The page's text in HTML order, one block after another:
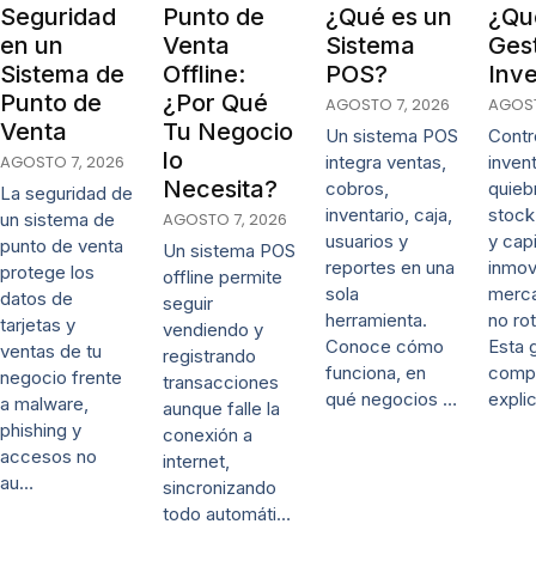
Seguridad
en un
Sistema de
Punto de
Venta
AGOSTO 7, 2026
La seguridad de
un sistema de
punto de venta
protege los
datos de
tarjetas y
ventas de tu
negocio frente
a malware,
phishing y
accesos no
au…
Punto de
Venta
Offline:
¿Por Qué
Tu Negocio
lo
Necesita?
AGOSTO 7, 2026
Un sistema POS
offline permite
seguir
vendiendo y
registrando
transacciones
aunque falle la
conexión a
internet,
sincronizando
todo automáti…
¿Qué es un
Sistema
POS?
AGOSTO 7, 2026
Un sistema POS
integra ventas,
cobros,
inventario, caja,
usuarios y
reportes en una
sola
herramienta.
Conoce cómo
funciona, en
qué negocios …
y
no
Esta